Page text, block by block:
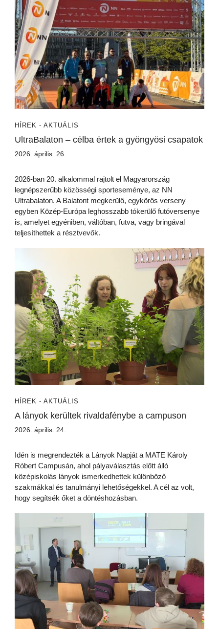
HÍREK - AKTUÁLIS
UltraBalaton – célba értek a gyöngyösi csapatok
2026. április. 26.
2026-ban 20. alkalommal rajtolt el Magyarország
legnépszerűbb közösségi sporteseménye, az NN
Ultrabalaton. A Balatont megkerülő, egykörös verseny
egyben Közép-Európa leghosszabb tókerülő futóversenye
is, amelyet egyéniben, váltóban, futva, vagy bringával
teljesíthettek a résztvevők.
HÍREK - AKTUÁLIS
A lányok kerültek rivaldafénybe a campuson
2026. április. 24.
Idén is megrendezték a Lányok Napját a MATE Károly
Róbert Campusán, ahol pályaválasztás előtt álló
középiskolás lányok ismerkedhettek különböző
szakmákkal és tanulmányi lehetőségekkel. A cél az volt,
hogy segítsék őket a döntéshozásban.